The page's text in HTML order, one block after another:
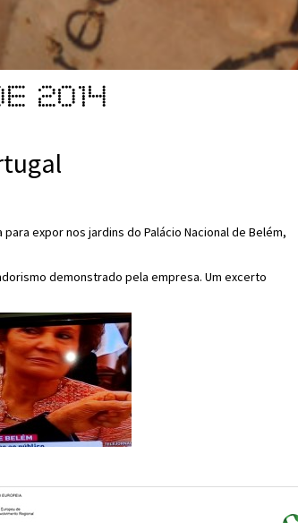
2014
expor nos jardins do Palácio Nacional de Belém,
demonstrado pela empresa. Um excerto